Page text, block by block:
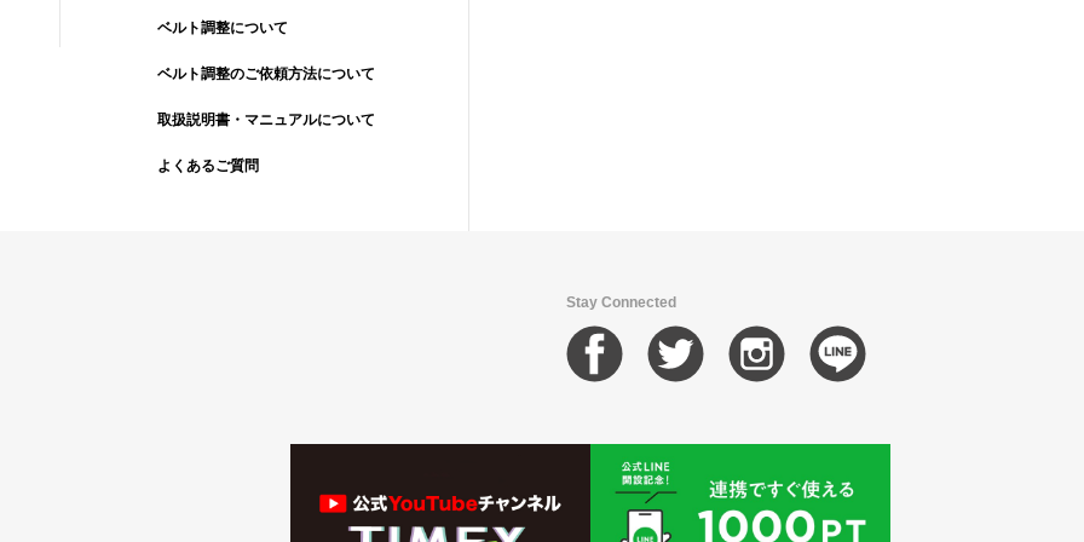
ベルト調整について
ベルト調整のご依頼方法について
取扱説明書・マニュアルについて
よくあるご質問
Stay Connected